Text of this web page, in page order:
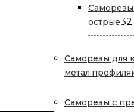
острые32
Саморезы для
Саморезы с